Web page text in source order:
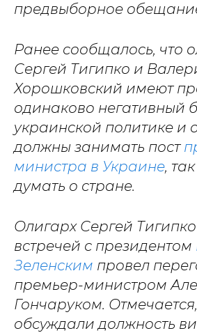
предвыборное
Ранее сообщалось, что
Сергей Тигипко и
Хорошковский имеют
одинаково негативный
украинской политике и
должны занимать пост
министра в Украине,
думать о стране.
Олигарх Сергей
встречей с президентом
Зеленским провел
премьер-министром
Гончаруком.
обсуждали должность